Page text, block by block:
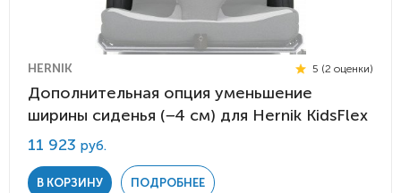
HERNIK 5 (2 оценки)
Дополнительная опция уменьшение
ширины сиденья (−4 см) для Hernik KidsFlex
11 923 руб.
В КОРЗИНУ ПОДРОБНЕЕ